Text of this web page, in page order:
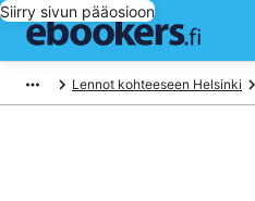
Siirry sivun pääosioon
Lennot kohteeseen Helsinki